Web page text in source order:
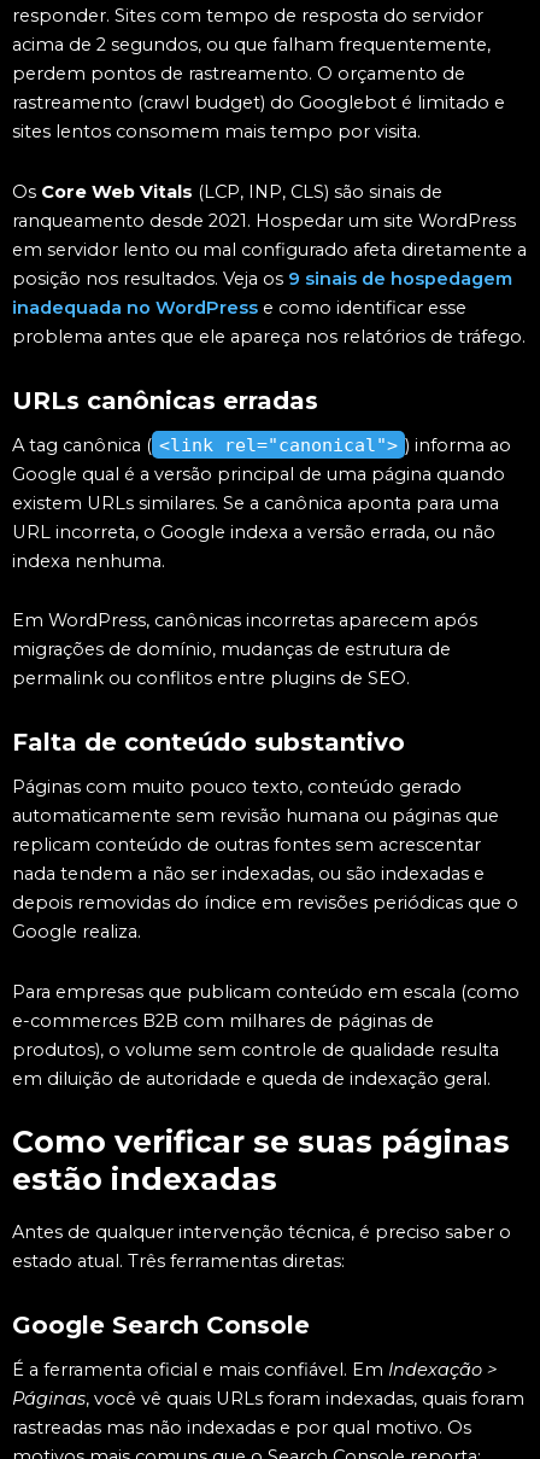
responder. Sites com tempo de resposta do servidor
acima de 2 segundos, ou que falham frequentemente,
perdem pontos de rastreamento. O orçamento de
rastreamento (crawl budget) do Googlebot é limitado e
sites lentos consomem mais tempo por visita.
Os Core Web Vitals (LCP, INP, CLS) são sinais de
ranqueamento desde 2021. Hospedar um site WordPress
em servidor lento ou mal configurado afeta diretamente a
posição nos resultados. Veja os 9 sinais de hospedagem
inadequada no WordPress e como identificar esse
problema antes que ele apareça nos relatórios de tráfego.
URLs canônicas erradas
A tag canônica ( <link rel="canonical"> ) informa ao
Google qual é a versão principal de uma página quando
existem URLs similares. Se a canônica aponta para uma
URL incorreta, o Google indexa a versão errada, ou não
indexa nenhuma.
Em WordPress, canônicas incorretas aparecem após
migrações de domínio, mudanças de estrutura de
permalink ou conflitos entre plugins de SEO.
Falta de conteúdo substantivo
Páginas com muito pouco texto, conteúdo gerado
automaticamente sem revisão humana ou páginas que
replicam conteúdo de outras fontes sem acrescentar
nada tendem a não ser indexadas, ou são indexadas e
depois removidas do índice em revisões periódicas que o
Google realiza.
Para empresas que publicam conteúdo em escala (como
e-commerces B2B com milhares de páginas de
produtos), o volume sem controle de qualidade resulta
em diluição de autoridade e queda de indexação geral.
Como verificar se suas páginas
estão indexadas
Antes de qualquer intervenção técnica, é preciso saber o
estado atual. Três ferramentas diretas:
Google Search Console
É a ferramenta oficial e mais confiável. Em Indexação >
Páginas, você vê quais URLs foram indexadas, quais foram
rastreadas mas não indexadas e por qual motivo. Os